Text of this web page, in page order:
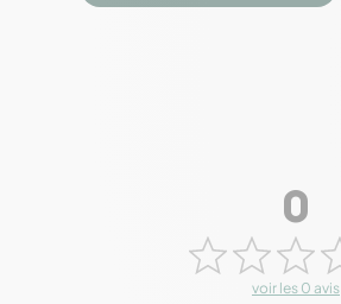
 
0
voir les 0 avis